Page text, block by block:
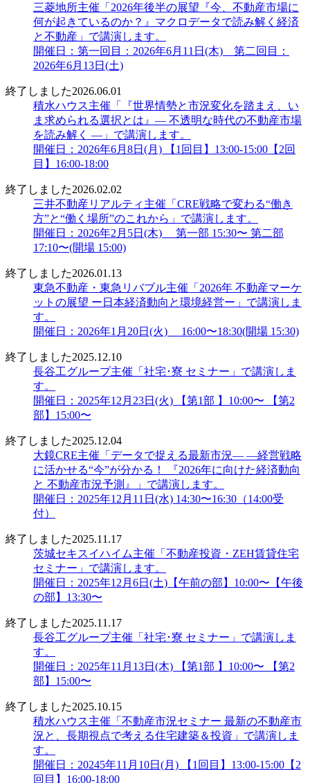
三菱地所主催「2026年後半の展望『今、不動産市場に
何が起きているのか？』マクロデータで読み解く経済
と不動産」で講演します。
開催日：第一回目：2026年6月11日(木) 第二回目：
2026年6月13日(土)
終了しました2026.06.01
積水ハウス主催「『世界情勢と市況変化を踏まえ、い
ま求められる選択とは』― 不透明な時代の不動産市場
を読み解く ―」で講演します。
開催日：2026年6月8日(月) 【1回目】13:00-15:00【2回
目】16:00-18:00
終了しました2026.02.02
三井不動産リアルティ主催「CRE戦略で変わる“働き
方”と“働く場所”のこれから」で講演します。
開催日：2026年2月5日(木) 第一部 15:30〜 第二部
17:10〜(開場 15:00)
終了しました2026.01.13
東急不動産・東急リバブル主催「2026年 不動産マーケ
ットの展望 ー日本経済動向と環境経営ー」で講演しま
す。
開催日：2026年1月20日(火) 16:00〜18:30(開場 15:30)
終了しました2025.12.10
長谷工グループ主催「社宅･寮 セミナー」で講演しま
す。
開催日：2025年12月23日(火) 【第1部 】10:00〜 【第2
部】15:00〜
終了しました2025.12.04
大鏡CRE主催「データで捉える最新市況― ―経営戦略
に活かせる“今”が分かる！ 『2026年に向けた経済動向
と 不動産市況予測』」で講演します。
開催日：2025年12月11日(水) 14:30〜16:30（14:00受
付）
終了しました2025.11.17
茨城セキスイハイム主催「不動産投資・ZEH賃貸住宅
セミナー」で講演します。
開催日：2025年12月6日(土)【午前の部】10:00〜【午後
の部】13:30〜
終了しました2025.11.17
長谷工グループ主催「社宅･寮 セミナー」で講演しま
す。
開催日：2025年11月13日(木) 【第1部 】10:00〜 【第2
部】15:00〜
終了しました2025.10.15
積水ハウス主催「不動産市況セミナー 最新の不動産市
況と、長期視点で考える住宅建築＆投資」で講演しま
す。
開催日：20245年11月10日(月) 【1回目】13:00-15:00【2
回目】16:00-18:00